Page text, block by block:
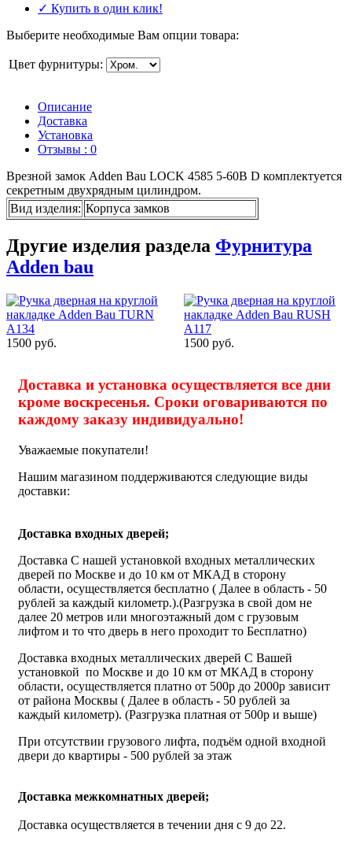
✓ Купить в один клик!
Выберите необходимые Вам опции товара:
Цвет фурнитуры:
Описание
Доставка
Установка
Отзывы : 0
Врезной замок Adden Bau LOCK 4585 5-60B D комплектуется
секретным двухрядным цилиндром.
Вид изделия: Корпуса замков
Другие изделия раздела Фурнитура
Adden bau
1500 руб. 1500 руб.
Доставка и установка осуществляется все дни
кроме воскресенья. Сроки оговариваются по
каждому заказу индивидуально!
Уважаемые покупатели!
Нашим магазином поддерживаются следующие виды
доставки:
Доставка входных дверей;
Доставка С нашей установкой входных металлических
дверей по Москве и до 10 км от МКАД в сторону
области, осуществляется бесплатно ( Далее в область - 50
рублей за каждый километр.).(Разгрузка в свой дом не
далее 20 метров или многоэтажный дом с грузовым
лифтом и то что дверь в него проходит то Бесплатно)
Доставка входных металлических дверей С Вашей
установкой по Москве и до 10 км от МКАД в сторону
области, осуществляется платно от 500р до 2000р зависит
от района Москвы ( Далее в область - 50 рублей за
каждый километр). (Разгрузка платная от 500р и выше)
При отсутствии грузового лифта, подъём одной входной
двери до квартиры - 500 рублей за этаж
Доставка межкомнатных дверей;
Доставка осуществляется в течении дня с 9 до 22.